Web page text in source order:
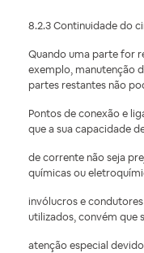
8.2.3 Continuidade do
Quando uma parte for
exemplo, manutenção
partes restantes não
Pontos de conexão e
que a sua capacidade
de corrente não seja
químicas ou
invólucros e
utilizados, convém que
atenção especial